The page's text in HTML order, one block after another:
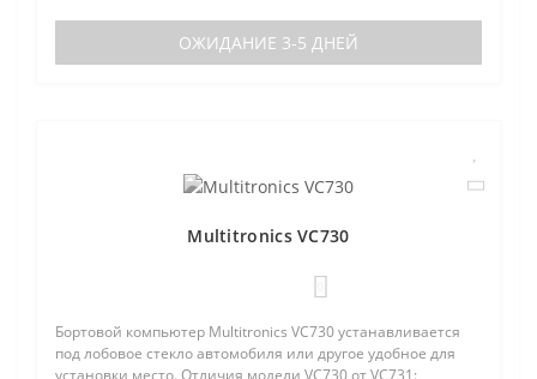
ОЖИДАНИЕ 3-5 ДНЕЙ
Multitronics VC730
Бортовой компьютер Multitronics VC730 устанавливается
под лобовое стекло автомобиля или другое удобное для